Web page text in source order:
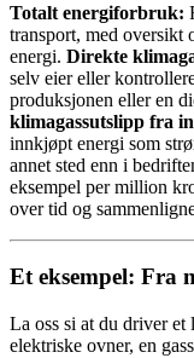
Totalt energiforbruk:
transport, med oversikt
energi. Direkte
selv eier eller
produksjonen eller en
klimagassutslipp fra
innkjøpt energi som
annet sted enn i
eksempel per million
over tid og
Et eksempel: Fra
La oss si at du driver et
elektriske ovner, en